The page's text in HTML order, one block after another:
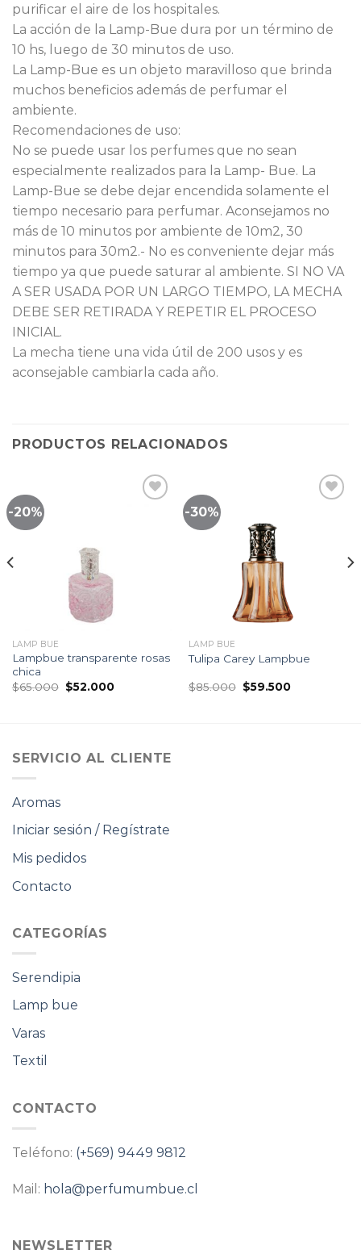
purificar el aire de los hospitales.
La acción de la Lamp-Bue dura por un término de
10 hs, luego de 30 minutos de uso.
La Lamp-Bue es un objeto maravilloso que brinda
muchos beneficios además de perfumar el
ambiente.
Recomendaciones de uso:
No se puede usar los perfumes que no sean
especialmente realizados para la Lamp- Bue. La
Lamp-Bue se debe dejar encendida solamente el
tiempo necesario para perfumar. Aconsejamos no
más de 10 minutos por ambiente de 10m2, 30
minutos para 30m2.- No es conveniente dejar más
tiempo ya que puede saturar al ambiente. SI NO VA
A SER USADA POR UN LARGO TIEMPO, LA MECHA
DEBE SER RETIRADA Y REPETIR EL PROCESO
INICIAL.
La mecha tiene una vida útil de 200 usos y es
aconsejable cambiarla cada año.
PRODUCTOS RELACIONADOS
-20%
LAMP BUE
Lampbue transparente rosas
chica
$65.000 El
precio
$52.000El
-30%
LAMP BUE
Tulipa Carey Lampbue
$85.000 El
precio
$59.500El
SERVICIO AL CLIENTE
Aromas
Iniciar sesión / Regístrate
Mis pedidos
Contacto
CATEGORÍAS
Serendipia
Lamp bue
Varas
Textil
CONTACTO
Teléfono: (+569) 9449 9812
Mail: hola@perfumumbue.cl
NEWSLETTER